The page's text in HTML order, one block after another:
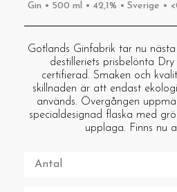
Gin • 500 ml • 42,1% • Sverige •
Gotlands Ginfabrik tar nu
destilleriets prisbelönta
certifierad. Smaken och
skillnaden är att endast
används. Övergången
specialdesignad flaska med
upplaga. Finns nu